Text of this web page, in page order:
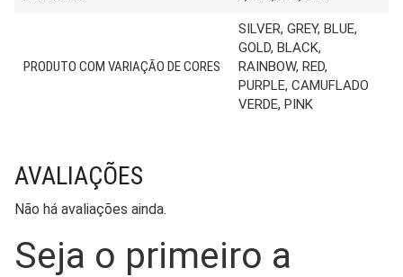
PRODUTO COM VARIAÇÃO DE CORES
SILVER, GREY, BLUE,
GOLD, BLACK,
RAINBOW, RED,
PURPLE, CAMUFLADO
VERDE, PINK
AVALIAÇÕES
Não há avaliações ainda.
Seja o primeiro a